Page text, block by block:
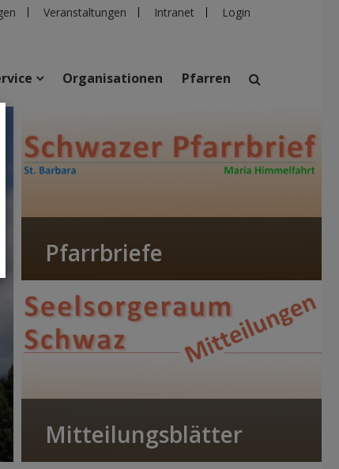
Veranstaltungen Intranet Login
suchen
Personen Pfarren Einrichtungen
Organisationen Pfarren
Pfarrbriefe
Mitteilungsblätter